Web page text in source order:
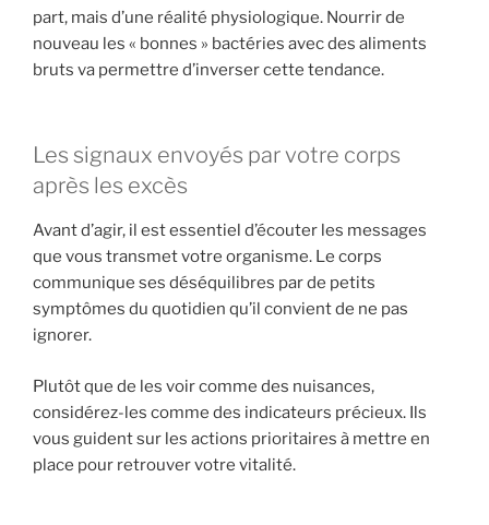
part, mais d’une réalité physiologique. Nourrir de
nouveau les « bonnes » bactéries avec des aliments
bruts va permettre d’inverser cette tendance.
Les signaux envoyés par votre corps
après les excès
Avant d’agir, il est essentiel d’écouter les messages
que vous transmet votre organisme. Le corps
communique ses déséquilibres par de petits
symptômes du quotidien qu’il convient de ne pas
ignorer.
Plutôt que de les voir comme des nuisances,
considérez-les comme des indicateurs précieux. Ils
vous guident sur les actions prioritaires à mettre en
place pour retrouver votre vitalité.